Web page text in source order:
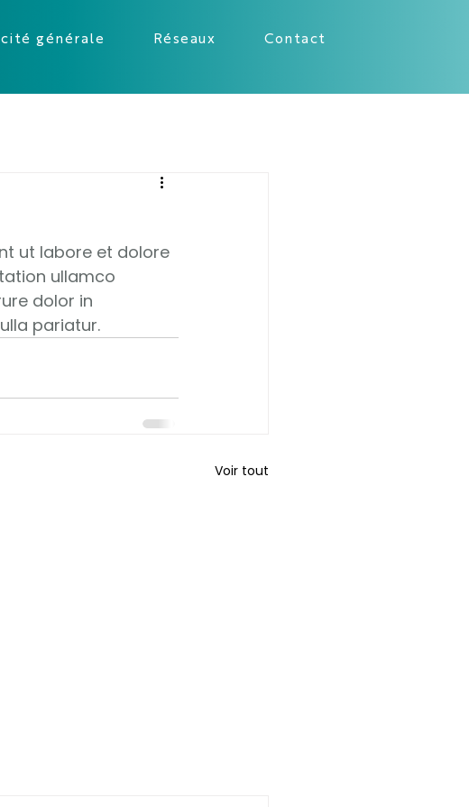
générale Réseaux Contact
ut labore et dolore
ullamco
dolor in
pariatur.
Voir tout